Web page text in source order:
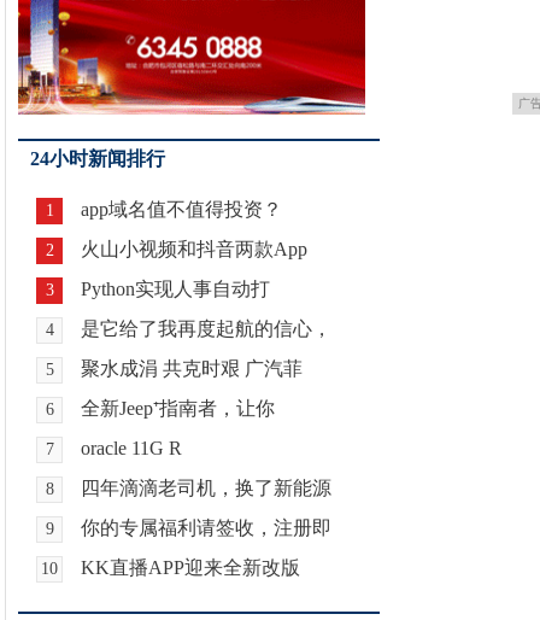
广
24小时新闻排行
1 app域名值不值得投资？
2 火山小视频和抖音两款App
3 Python实现人事自动打
4 是它给了我再度起航的信心，
5 聚水成涓 共克时艰 广汽菲
6 全新Jeep⁺指南者，让你
7 oracle 11G R
8 四年滴滴老司机，换了新能源
9 你的专属福利请签收，注册即
10 KK直播APP迎来全新改版